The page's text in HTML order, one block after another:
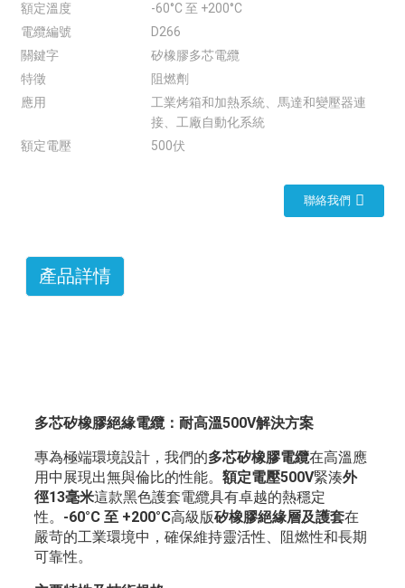
額定溫度
-60°C 至 +200°C
電纜編號
D266
關鍵字
矽橡膠多芯電纜
特徵
阻燃劑
應用
工業烤箱和加熱系統、馬達和變壓器連
接、工廠自動化系統
額定電壓
500伏
聯絡我們
產品詳情
多芯矽橡膠絕緣電纜：耐高溫500V解決方案
專為極端環境設計，我們的多芯矽橡膠電纜在高溫應
用中展現出無與倫比的性能。 額定電壓500V緊湊外
徑13毫米這款黑色護套電纜具有卓越的熱穩定
性。 -60°C 至 +200°C高級版矽橡膠絕緣層及護套在
嚴苛的工業環境中，確保維持靈活性、阻燃性和長期
可靠性。